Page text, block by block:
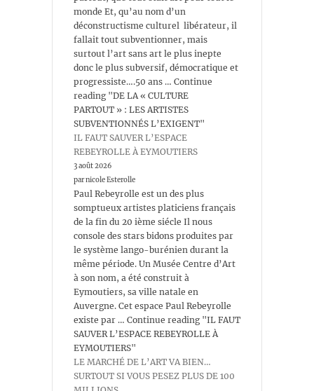
monde Et, qu’au nom d’un
déconstructisme culturel libérateur, il
fallait tout subventionner, mais
surtout l’art sans art le plus inepte
donc le plus subversif, démocratique et
progressiste….50 ans … Continue
reading "DE LA « CULTURE
PARTOUT » : LES ARTISTES
SUBVENTIONNÉS L’EXIGENT"
IL FAUT SAUVER L’ESPACE
REBEYROLLE À EYMOUTIERS
3 août 2026
par nicole Esterolle
Paul Rebeyrolle est un des plus
somptueux artistes platiciens français
de la fin du 20 ième siécle Il nous
console des stars bidons produites par
le système lango-burénien durant la
même période. Un Musée Centre d’Art
à son nom, a été construit à
Eymoutiers, sa ville natale en
Auvergne. Cet espace Paul Rebeyrolle
existe par … Continue reading "IL FAUT
SAUVER L’ESPACE REBEYROLLE À
EYMOUTIERS"
LE MARCHÉ DE L’ART VA BIEN…
SURTOUT SI VOUS PESEZ PLUS DE 100